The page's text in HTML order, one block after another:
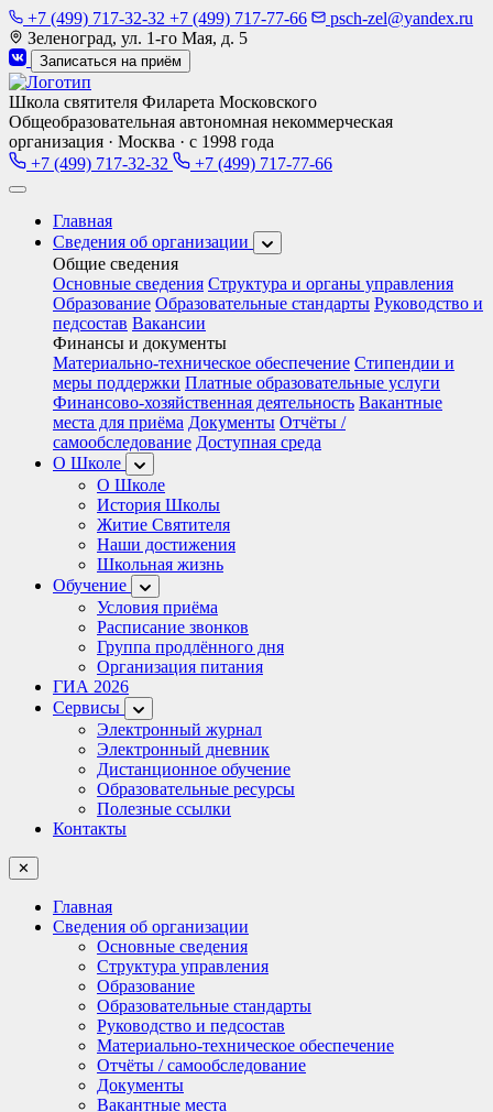
+7 (499) 717-32-32 +7 (499) 717-77-66
psch-zel@yandex.ru
Зеленоград, ул. 1-го Мая, д. 5
Записаться на приём
Школа святителя Филарета Московского
Общеобразовательная автономная некоммерческая
организация · Москва · с 1998 года
+7 (499) 717-32-32
+7 (499) 717-77-66
Главная
Сведения об организации
Общие сведения
Основные сведения Структура и органы управления
Образование Образовательные стандарты Руководство и
педсостав Вакансии
Финансы и документы
Материально-техническое обеспечение Стипендии и
меры поддержки Платные образовательные услуги
Финансово-хозяйственная деятельность Вакантные
места для приёма Документы Отчёты /
самообследование Доступная среда
О Школе
О Школе
История Школы
Житие Святителя
Наши достижения
Школьная жизнь
Обучение
Условия приёма
Расписание звонков
Группа продлённого дня
Организация питания
ГИА 2026
Сервисы
Электронный журнал
Электронный дневник
Дистанционное обучение
Образовательные ресурсы
Полезные ссылки
Контакты
✕
Главная
Сведения об организации
Основные сведения
Структура управления
Образование
Образовательные стандарты
Руководство и педсостав
Материально-техническое обеспечение
Отчёты / самообследование
Документы
Вакантные места